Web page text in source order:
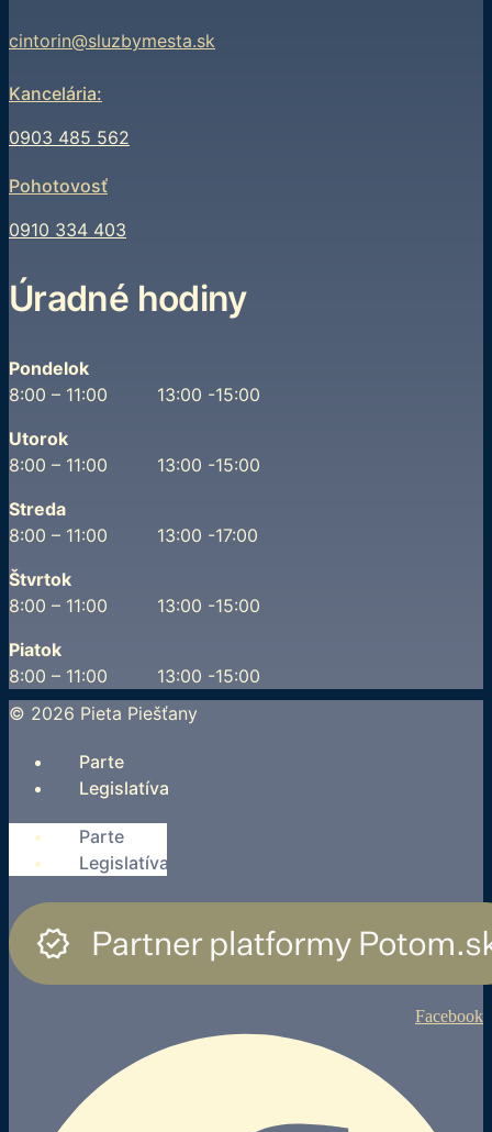
cintorin@sluzbymesta.sk
Kancelária:
0903 485 562
Pohotovosť
0910 334 403
Úradné hodiny
Pondelok
8:00 – 11:00 13:00 -15:00
Utorok
8:00 – 11:00 13:00 -15:00
Streda
8:00 – 11:00 13:00 -17:00
Štvrtok
8:00 – 11:00 13:00 -15:00
Piatok
8:00 – 11:00 13:00 -15:00
© 2026 Pieta Piešťany
Parte
Legislatíva
Parte
Legislatíva
Facebook